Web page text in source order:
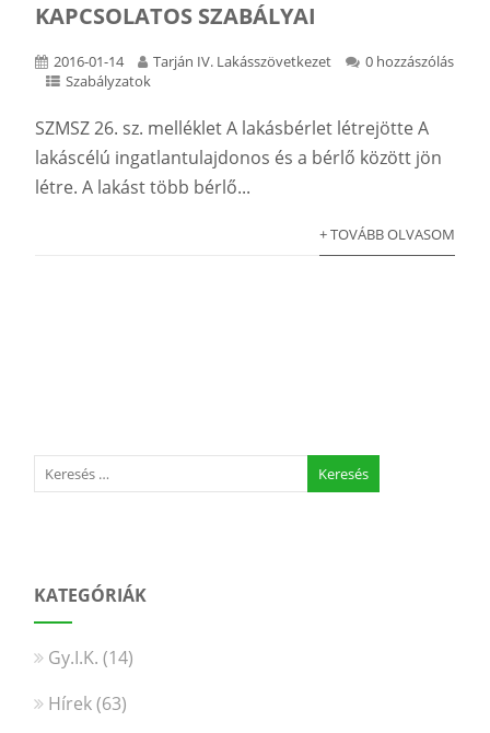
KAPCSOLATOS SZABÁLYAI
2016-01-14 Tarján IV. Lakásszövetkezet
0 hozzászólás
Szabályzatok
SZMSZ 26. sz. melléklet A lakásbérlet létrejötte A
lakáscélú ingatlantulajdonos és a bérlő között jön
létre. A lakást több bérlő...
+ TOVÁBB OLVASOM
KATEGÓRIÁK
Gy.I.K. (14)
Hírek(63)